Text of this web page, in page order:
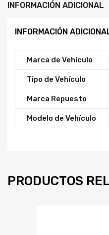
INFORMACIÓN ADICIONAL
INFORMACIÓN
Marca de Vehículo
Tipo de Vehículo
Marca Repuesto
Modelo de Vehículo
PRODUCTOS